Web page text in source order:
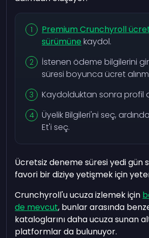
Premium Crunchyroll
sürümüne kaydol.
İstenen ödeme bilgilerini
süresi boyunca ücret
Kaydolduktan sonra profil
Üyelik Bilgileri'ni seç,
Et'i seç.
Ücretsiz deneme süresi yedi gün
favori bir diziye yetişmek için
Crunchyroll'u ucuza izlemek için
de mevcut, bunlar arasında
kataloglarını daha ucuza sunan
platformlar da bulunuyor.